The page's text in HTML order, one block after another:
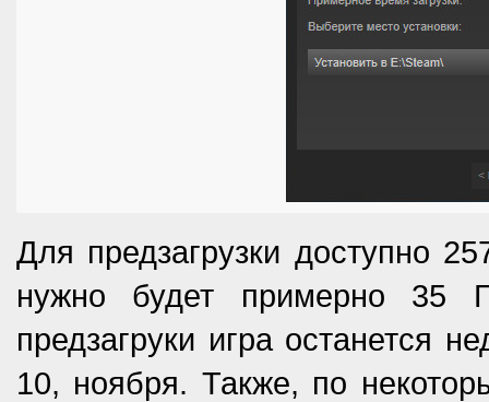
Для предзагрузки доступно
нужно будет примерно 35
предзагруки игра останется
10, ноября. Также, по